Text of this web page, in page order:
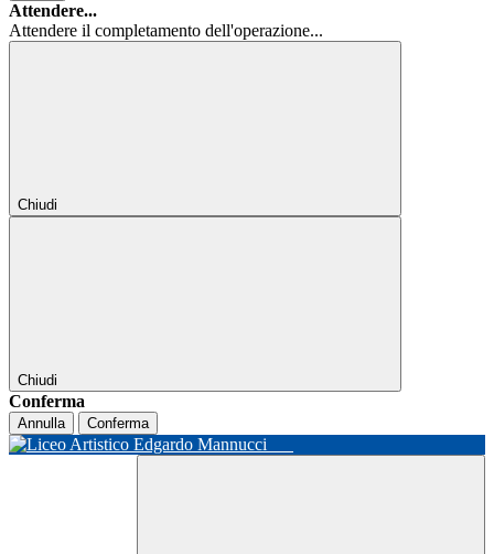
Attendere...
Attendere il completamento dell'operazione...
Chiudi
Chiudi
Conferma
Annulla Conferma